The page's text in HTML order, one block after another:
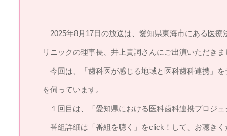
2025年8月17日の放送は、愛知県東海市にある医療
リニックの理事長、井上貴詞さんにご出演いただきま
今回は、「歯科医が感じる地域と医科歯科連携」
を伺っています。
１回目は、「愛知県における医科歯科連携プロジ
番組詳細は「番組を聴く」をclick！して、お聴きく